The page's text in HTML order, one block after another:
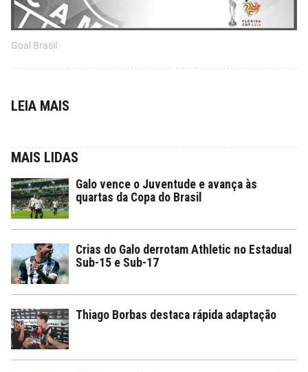
Goal Brasil
LEIA MAIS
MAIS LIDAS
Galo vence o Juventude e avança às
quartas da Copa do Brasil
Crias do Galo derrotam Athletic no Estadual
Sub-15 e Sub-17
Thiago Borbas destaca rápida adaptação